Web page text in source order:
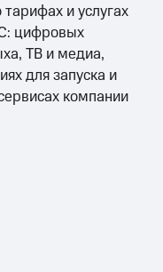
и услугах
цифровых
ТВ и медиа,
для запуска и
компании